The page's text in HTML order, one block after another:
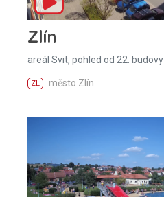
Zlín
areál Svit, pohled od 22. budovy
ZL město Zlín